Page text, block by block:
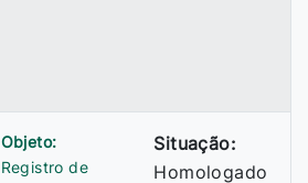
Objeto:
Registro de
Situação:
Homologado